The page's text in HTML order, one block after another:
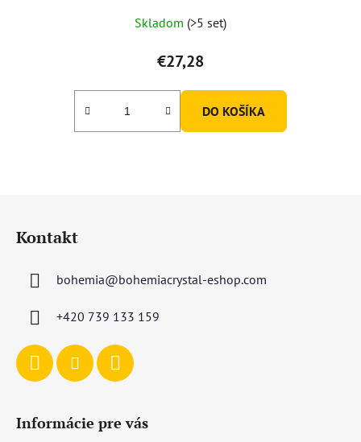
Skladom (>5 set)
€27,28
DO KOŠÍKA
Kontakt
bohemia@bohemiacrystal-eshop.com
+420 739 133 159
Informácie pre vás